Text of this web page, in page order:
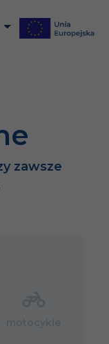
zawsze